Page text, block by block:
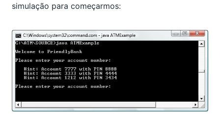
simulação para começarmos: